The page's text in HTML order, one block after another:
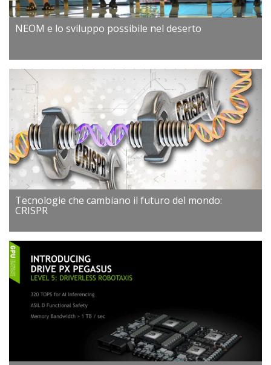
NEOM e lo sviluppo possibile nel deserto
Tecnologie che cambiano il futuro del mondo:
CRISPR